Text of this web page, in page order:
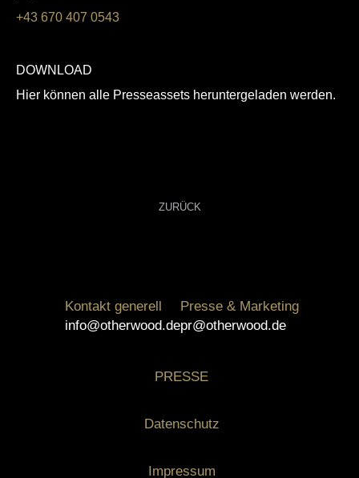
+43 670 407 0543
DOWNLOAD
Hier können alle Presseassets heruntergeladen werden.
ZURÜCK
Kontakt generell
info@otherwood.de
Presse & Marketing
pr@otherwood.de
PRESSE
Datenschutz
Impressum